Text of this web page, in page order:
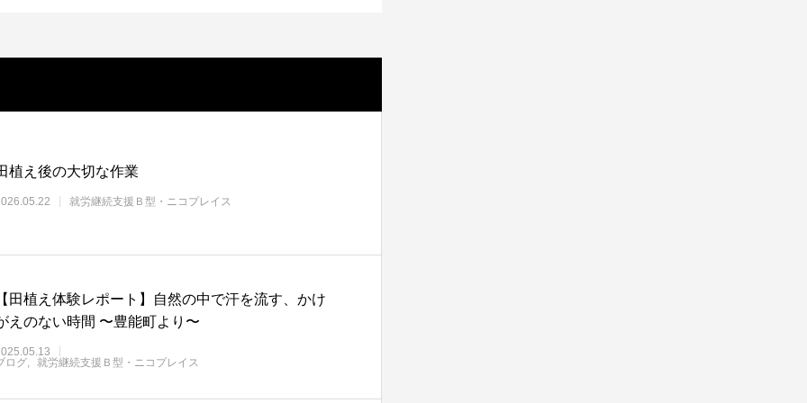
植え後の大切な作業
就労継続支援Ｂ型・ニコプレイス
田植え体験レポート】自然の中で汗を流す、かけ
えのない時間 〜豊能町より〜
ログ
就労継続支援Ｂ型・ニコプレイス